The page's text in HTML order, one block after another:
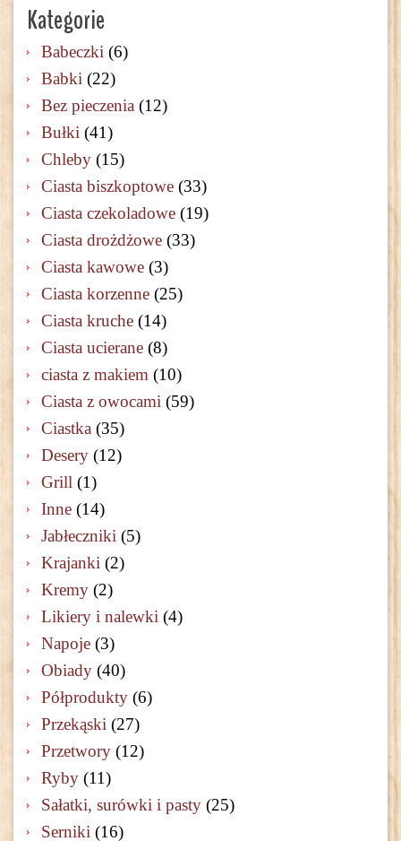
Kategorie
Babeczki (6)
Babki (22)
Bez pieczenia (12)
Bułki (41)
Chleby (15)
Ciasta biszkoptowe (33)
Ciasta czekoladowe (19)
Ciasta drożdżowe (33)
Ciasta kawowe (3)
Ciasta korzenne (25)
Ciasta kruche (14)
Ciasta ucierane (8)
ciasta z makiem (10)
Ciasta z owocami (59)
Ciastka (35)
Desery (12)
Grill (1)
Inne (14)
Jabłeczniki (5)
Krajanki (2)
Kremy (2)
Likiery i nalewki (4)
Napoje (3)
Obiady (40)
Półprodukty (6)
Przekąski (27)
Przetwory (12)
Ryby (11)
Sałatki, surówki i pasty (25)
Serniki (16)